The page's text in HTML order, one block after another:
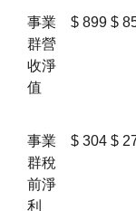
事業
群營
收淨
值
$ 899 $
事業
群稅
前淨
利
$ 304 $